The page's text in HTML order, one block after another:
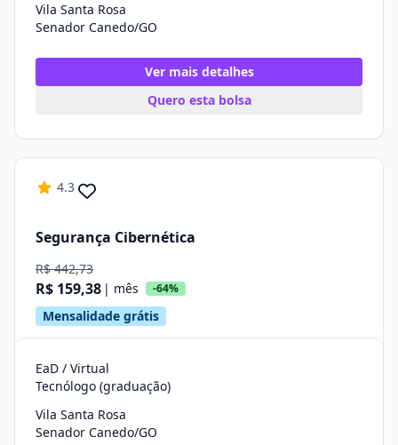
Vila Santa Rosa
Senador Canedo/GO
Ver mais detalhes
Quero esta bolsa
4.3
Segurança Cibernética
R$ 442,73
R$ 159,38 | mês -64%
Mensalidade grátis
EaD / Virtual
Tecnólogo (graduação)
Vila Santa Rosa
Senador Canedo/GO